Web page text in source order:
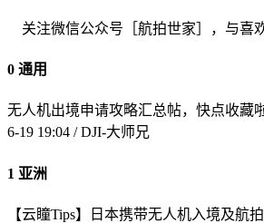
关注微信公众号［航拍世家］，与喜
0 通用
无人机出境申请攻略汇总帖，快点收藏
6-19 19:04 / DJI-大师兄
1 亚洲
【云瞳Tips】日本携带无人机入境及航